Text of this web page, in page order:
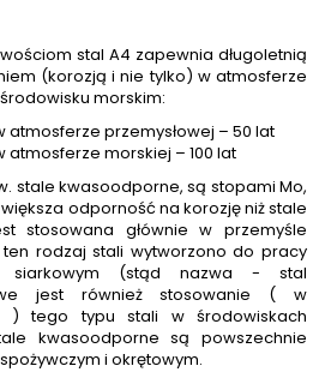
stal A4 zapewnia długoletnią
(korozją i nie tylko) w atmosferze
morskim:
atmosferze przemysłowej – 50 lat
atmosferze morskiej – 100 lat
stale kwasoodporne, są stopami Mo,
odporność na korozję niż stale
stosowana głównie w przemyśle
rodzaj stali wytworzono do pracy
siarkowym (stąd nazwa - stal
jest również stosowanie ( w
) tego typu stali w środowiskach
kwasoodporne są powszechnie
i okrętowym.